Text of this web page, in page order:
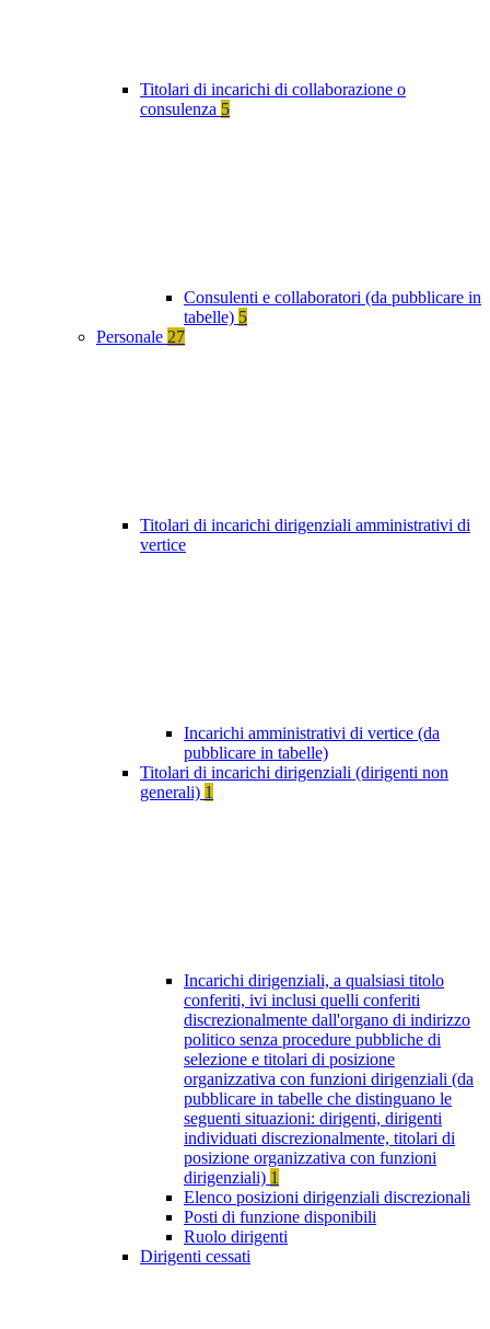
Titolari di incarichi di collaborazione o
consulenza 5
Consulenti e collaboratori (da pubblicare in
tabelle) 5
Personale 27
Titolari di incarichi dirigenziali amministrativi di
vertice
Incarichi amministrativi di vertice (da
pubblicare in tabelle)
Titolari di incarichi dirigenziali (dirigenti non
generali) 1
Incarichi dirigenziali, a qualsiasi titolo
conferiti, ivi inclusi quelli conferiti
discrezionalmente dall'organo di indirizzo
politico senza procedure pubbliche di
selezione e titolari di posizione
organizzativa con funzioni dirigenziali (da
pubblicare in tabelle che distinguano le
seguenti situazioni: dirigenti, dirigenti
individuati discrezionalmente, titolari di
posizione organizzativa con funzioni
dirigenziali) 1
Elenco posizioni dirigenziali discrezionali
Posti di funzione disponibili
Ruolo dirigenti
Dirigenti cessati